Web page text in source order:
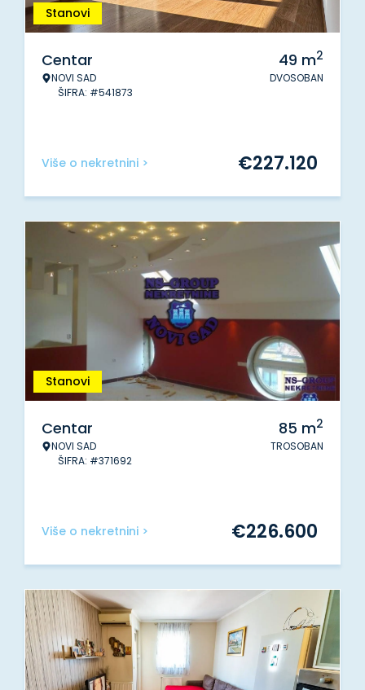
Stanovi
Centar
NOVI SAD
ŠIFRA: #541873
49 m2
DVOSOBAN
Više o nekretnini > €227.120
Stanovi
Centar
NOVI SAD
ŠIFRA: #371692
85 m2
TROSOBAN
Više o nekretnini > €226.600